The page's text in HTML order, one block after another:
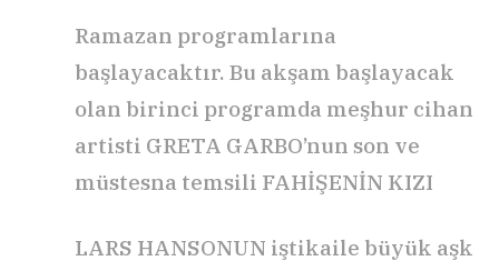
Ramazan programlarına
başlayacaktır. Bu akşam başlayacak
olan birinci programda meşhur cihan
artisti GRETA GARBO’nun son ve
müstesna temsili FAHİŞENİN KIZI
LARS HANSONUN iştikaile büyük aşk